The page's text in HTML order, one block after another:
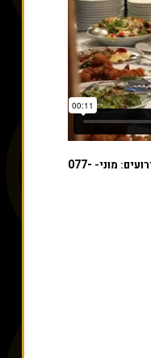
מוני- 077-